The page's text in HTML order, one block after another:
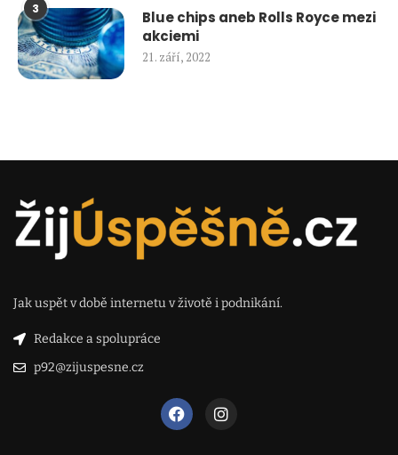
3
Blue chips aneb Rolls Royce mezi
akciemi
21. září, 2022
Jak uspět v době internetu v životě i podnikání.
Redakce a spolupráce
p92@zijuspesne.cz